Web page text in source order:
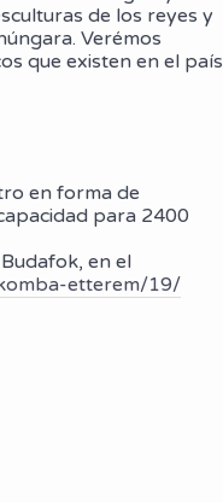
de los reyes y
Verémos
que existen en el
en forma de
para 2400
en el
etterem/19/